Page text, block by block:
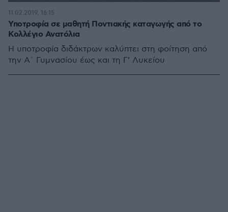
Υποτροφία σε μαθητή Ποντιακής καταγωγής από το
Κολλέγιο Ανατόλια
Η υποτροφία διδάκτρων καλύπτει στη φοίτηση από
την Α΄ Γυμνασίου έως και τη Γ’ Λυκείου
11.02.2019, 16:15